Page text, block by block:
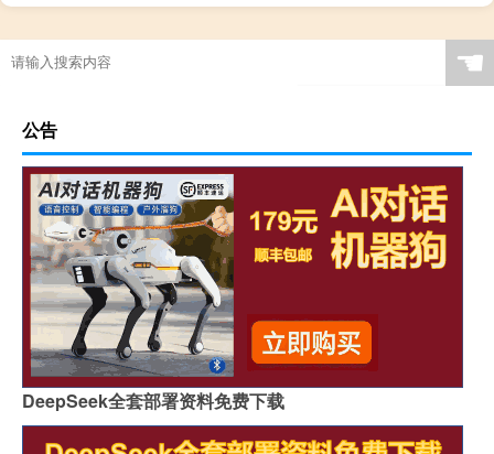
☚
公告
DeepSeek全套部署资料免费下载